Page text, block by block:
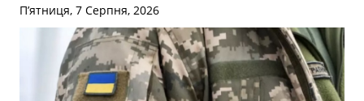
П’ятниця, 7 Серпня, 2026